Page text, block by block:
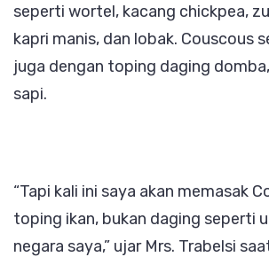
seperti wortel, kacang chickpea,
kapri manis, dan lobak. Couscous
juga dengan toping daging
sapi.
“Tapi kali ini saya akan memasak
toping ikan, bukan daging seperti
negara saya,” ujar Mrs. Trabelsi